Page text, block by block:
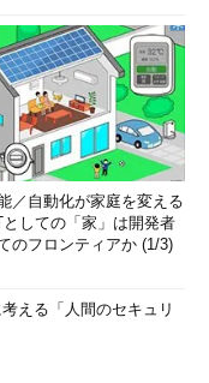
／自動化が家庭を変える
しての「家」は開発者
のフロンティアか (1/3)
える「人間のセキュリ